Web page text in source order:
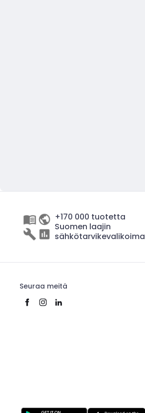
+170 000 tuotetta
Suomen laajin
sähkötarvikevalikoima
Seuraa meitä